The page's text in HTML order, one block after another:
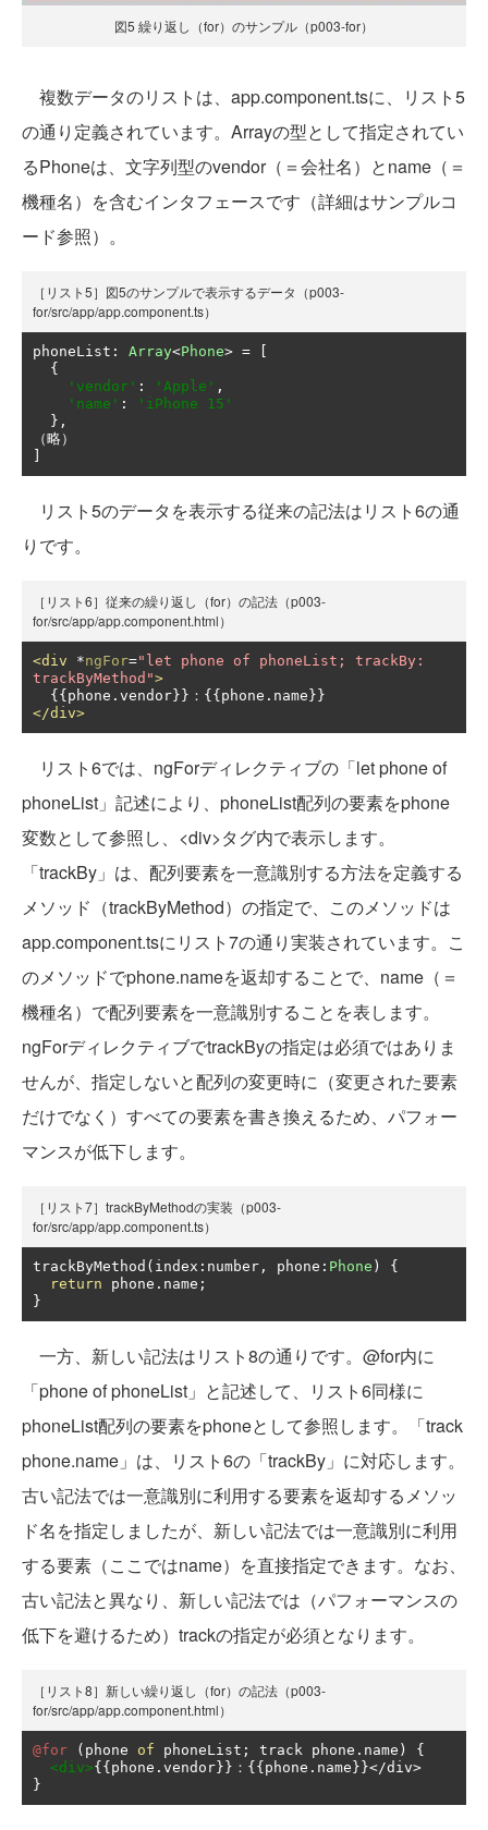
図5 繰り返し（for）のサンプル（p003-for）
複数データのリストは、app.component.tsに、リスト5
の通り定義されています。Arrayの型として指定されてい
るPhoneは、文字列型のvendor（＝会社名）とname（＝
機種名）を含むインタフェースです（詳細はサンプルコ
ード参照）。
［リスト5］図5のサンプルで表示するデータ（p003-
for/src/app/app.component.ts）
phoneList : Array<Phone> =
{
'vendor' : 'Apple' ,
'name' :
'iPhone 15'
},
（略）
リスト5のデータを表示する従来の記法はリスト6の通
りです。
［リスト6］従来の繰り返し（for）の記法（p003-
for/src/app/app.component.html）
<div *ngFor="let phone of phoneList; trackBy:
trackByMethod">
</div>
リスト6では、ngForディレクティブの「let phone of
phoneList」記述により、phoneList配列の要素をphone
変数として参照し、<div>タグ内で表示します。
「trackBy」は、配列要素を一意識別する方法を定義する
メソッド（trackByMethod）の指定で、このメソッドは
app.component.tsにリスト7の通り実装されています。こ
のメソッドでphone.nameを返却することで、name（＝
機種名）で配列要素を一意識別することを表します。
ngForディレクティブでtrackByの指定は必須ではありま
せんが、指定しないと配列の変更時に（変更された要素
だけでなく）すべての要素を書き換えるため、パフォー
マンスが低下します。
［リスト7］trackByMethodの実装（p003-
for/src/app/app.component.ts）
trackByMethod ( index : number , phone : Phone )
{
return phone . name ;
}
一方、新しい記法はリスト8の通りです。@for内に
「phone of phoneList」と記述して、リスト6同様に
phoneList配列の要素をphoneとして参照します。「track
phone.name」は、リスト6の「trackBy」に対応します。
古い記法では一意識別に利用する要素を返却するメソッ
ド名を指定しましたが、新しい記法では一意識別に利用
する要素（ここではname）を直接指定できます。なお、
古い記法と異なり、新しい記法では（パフォーマンスの
低下を避けるため）trackの指定が必須となります。
［リスト8］新しい繰り返し（for）の記法（p003-
for/src/app/app.component.html）
@for ( phone of phoneList ; track phone . name )
{
<div>{{ phone . vendor }}：{{ phone . name }}</div>
}